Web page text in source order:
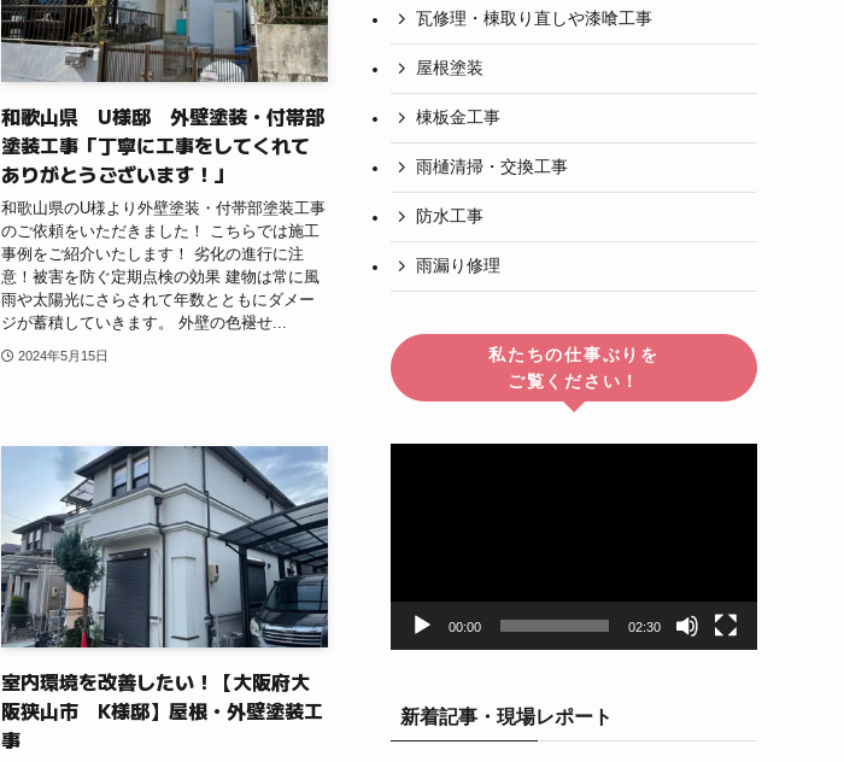
和歌山県 U様邸 外壁塗装・付帯部
塗装工事「丁寧に工事をしてくれて
ありがとうございます！」
和歌山県のU様より外壁塗装・付帯部塗装工事
のご依頼をいただきました！ こちらでは施工
事例をご紹介いたします！ 劣化の進行に注
意！被害を防ぐ定期点検の効果 建物は常に風
雨や太陽光にさらされて年数とともにダメー
ジが蓄積していきます。 外壁の色褪せ...
2024年5月15日
室内環境を改善したい！【大阪府大
阪狭山市 K様邸】屋根・外壁塗装工
事
瓦修理・棟取り直しや漆喰工事
屋根塗装
棟板金工事
雨樋清掃・交換工事
防水工事
雨漏り修理
私たちの仕事ぶりを
ご覧ください！
00:00 02:30
新着記事・現場レポート